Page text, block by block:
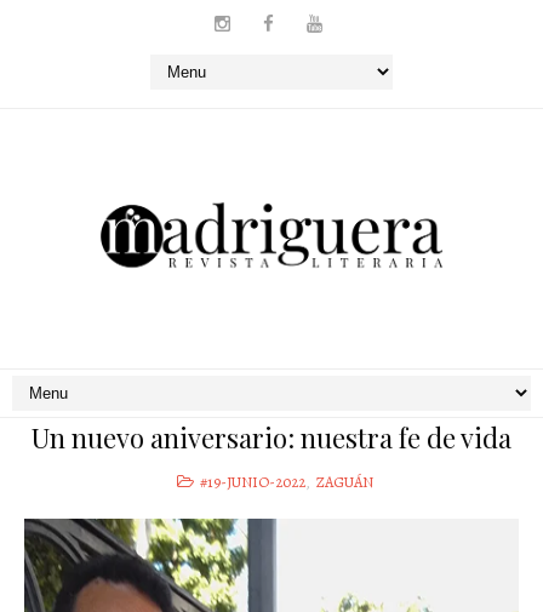
Un nuevo aniversario: nuestra fe de vida
#19-JUNIO-2022, ZAGUÁN